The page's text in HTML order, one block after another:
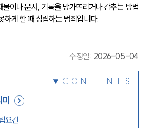
이나 문서, 기록을 망가뜨리거나 감추는 방법
하게 할 때 성립하는 범죄입니다.
수정일: 2026-05-04
CONTENTS
요건